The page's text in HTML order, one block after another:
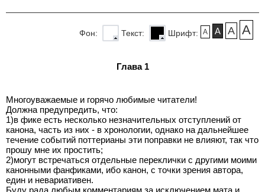
A A A A
Шрифт:
Текст:
Фон:
Глава 1
Многоуважаемые и горячо любимые читатели!
Должна предупредить, что:
1)в фике есть несколько незначительных отступлений от
канона, часть из них - в хронологии, однако на дальнейшее
течение событий поттерианы эти поправки не влияют, так что
прошу мне их простить;
2)могут встречаться отдельные переклички с другими моими
канонными фанфиками, ибо канон, с точки зрения автора,
един и невариативен.
Буду рада любым комментариям за исключением мата и